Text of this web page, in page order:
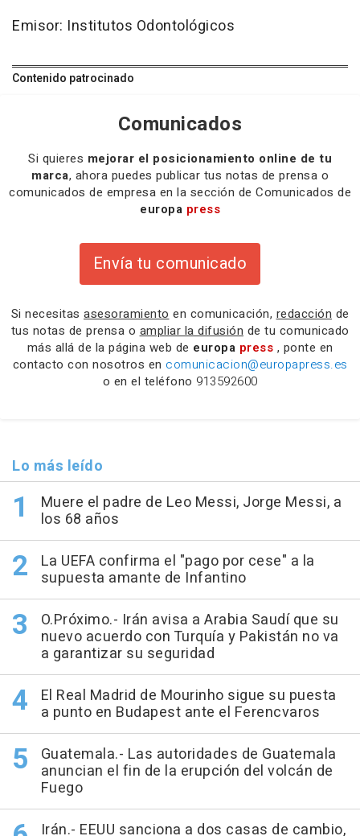
Emisor: Institutos Odontológicos
Contenido patrocinado
Comunicados
Si quieres mejorar el posicionamiento online de tu
marca, ahora puedes publicar tus notas de prensa o
comunicados de empresa en la sección de Comunicados de
europa press
Envía tu comunicado
Si necesitas asesoramiento en comunicación, redacción de
tus notas de prensa o ampliar la difusión de tu comunicado
más allá de la página web de europa press , ponte en
contacto con nosotros en comunicacion@europapress.es
o en el teléfono 913592600
Lo más leído
Muere el padre de Leo Messi, Jorge Messi, a
los 68 años
La UEFA confirma el "pago por cese" a la
supuesta amante de Infantino
O.Próximo.- Irán avisa a Arabia Saudí que su
nuevo acuerdo con Turquía y Pakistán no va
a garantizar su seguridad
El Real Madrid de Mourinho sigue su puesta
a punto en Budapest ante el Ferencvaros
Guatemala.- Las autoridades de Guatemala
anuncian el fin de la erupción del volcán de
Fuego
Irán.- EEUU sanciona a dos casas de cambio,